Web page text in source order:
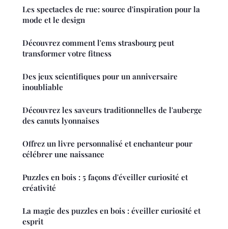
Les spectacles de rue: source d'inspiration pour la
mode et le design
Découvrez comment l'ems strasbourg peut
transformer votre fitness
Des jeux scientifiques pour un anniversaire
inoubliable
Découvrez les saveurs traditionnelles de l'auberge
des canuts lyonnaises
Offrez un livre personnalisé et enchanteur pour
célébrer une naissance
Puzzles en bois : 5 façons d'éveiller curiosité et
créativité
La magie des puzzles en bois : éveiller curiosité et
esprit